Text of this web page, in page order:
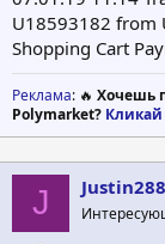
U18593182 from
Shopping Cart
Реклама: 🔥 Хочешь
Polymarket?
J Justin288